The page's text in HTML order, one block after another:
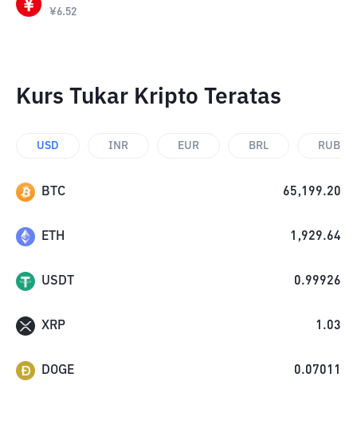
¥6.52
Kurs Tukar Kripto Teratas
USD INR EUR BRL RUB
BTC 65,199.20
ETH 1,929.64
USDT 0.99926
XRP 1.03
DOGE 0.07011